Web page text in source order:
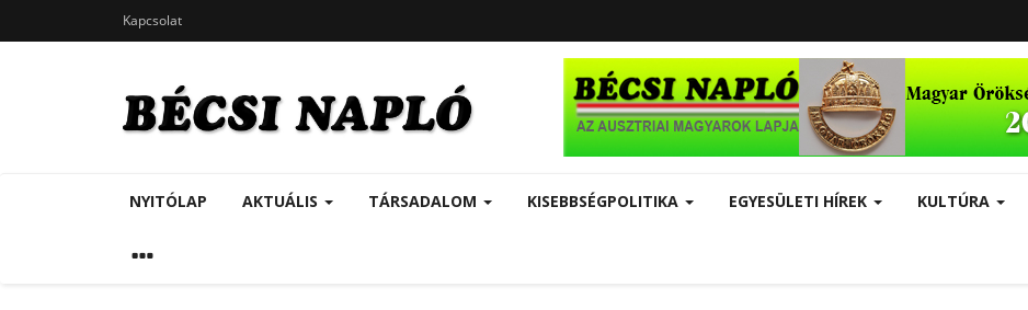
Kapcsolat
NYITÓLAP AKTUÁLIS TÁRSADALOM KISEBBSÉGPOLITIKA EGYESÜLETI HÍREK KULTÚRA